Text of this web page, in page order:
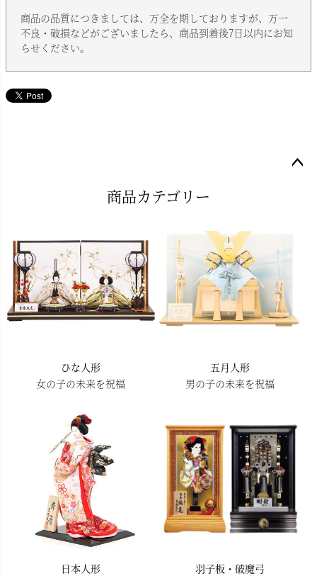
商品の品質につきましては、万全を期しておりますが、万一
不良・破損などがございましたら、商品到着後7日以内にお知
らせください。
商品カテゴリー
ひな人形
女の子の未来を祝福
五月人形
男の子の未来を祝福
日本人形
羽子板・破魔弓